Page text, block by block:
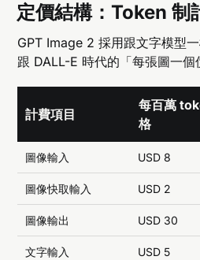
定價結構：Token 制
GPT Image 2 採用跟文字模型
跟 DALL-E 時代的「每張圖一個
計費項目
每百萬
格
圖像輸入 USD 8
圖像快取輸入 USD 2
圖像輸出 USD 30
文字輸入 USD 5